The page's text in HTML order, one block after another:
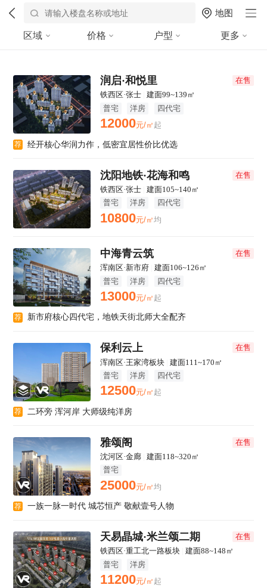
地图
区域 价格 户型 更多
润启·和悦里
在售
铁西区·张士 |建面99~139㎡
普宅
洋房 四代宅
12000元/㎡ 起
荐 经开核心华润力作，低密宜居性价比优选
沈阳地铁·花海和鸣
在售
铁西区·张士 |建面105~140㎡
普宅
洋房 四代宅
10800元/㎡均
中海青云筑
在售
浑南区·新市府 |建面106~126㎡
普宅
洋房 四代宅
13000元/㎡ 起
荐 新市府核心四代宅，地铁天街北师大全配齐
保利云上
在售
浑南区·王家湾板块 |建面111~170㎡
普宅
洋房 四代宅
12500元/㎡ 起
荐 二环旁 浑河岸 大师级纯洋房
雅颂阁
在售
沈河区·金廊 |建面118~320㎡
普宅
25000元/㎡均
荐 一族一脉一时代 城芯恒产 敬献壹号人物
天易晶城·米兰颂二期
在售
铁西区·重工北一路板块 |建面88~148㎡
普宅
洋房
11200元/㎡ 起